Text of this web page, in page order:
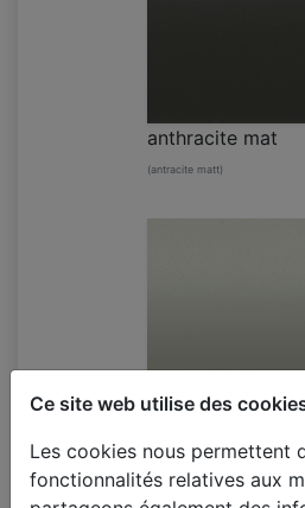
Ce site web utilise des
Les cookies nous permettent
fonctionnalités relatives aux
anthracite mat
(antracite matt)
velours gris clair
(light grey velvet)